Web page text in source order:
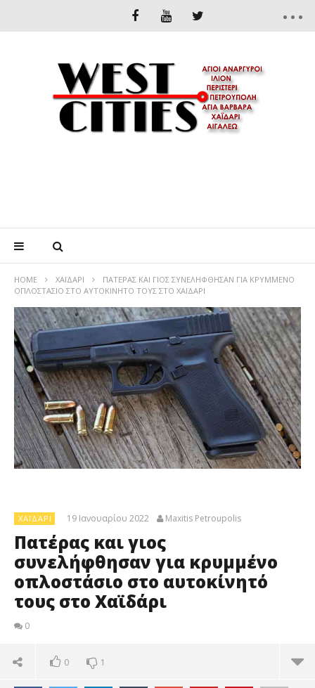
HOME XΑΪΔΆΡΙ
ΠΑΤΈΡΑΣ ΚΑΙ ΓΙΟΣ ΣΥΝΕΛΉΦΘΗΣΑΝ ΓΙΑ ΚΡΥΜΜΈΝΟ
ΟΠΛΟΣΤΆΣΙΟ ΣΤΟ ΑΥΤΟΚΊΝΗΤΌ ΤΟΥΣ ΣΤΟ ΧΑΪΔΆΡΙ
XΑΪΔΆΡΙ 19 Ιανουαρίου 2022 Maxitis Petroupolis
Πατέρας και γιος
συνελήφθησαν για κρυμμένο
οπλοστάσιο στο αυτοκίνητό
τους στο Χαϊδάρι
0
0 1